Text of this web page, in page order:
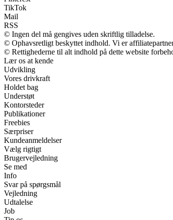
TikTok
Mail
RSS
© Ingen del må gengives uden skriftlig tilladelse.
© Ophavsretligt beskyttet indhold. Vi er
© Rettighederne til alt indhold på dette website
Lær os at kende
Udvikling
Vores drivkraft
Holdet bag
Understøt
Kontorsteder
Publikationer
Freebies
Særpriser
Kundeanmeldelser
Vælg rigtigt
Brugervejledning
Se med
Info
Svar på spørgsmål
Vejledning
Udtalelse
Job